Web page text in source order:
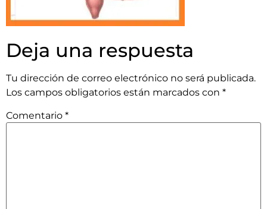
Deja una respuesta
Tu dirección de correo electrónico no será publicada.
Los campos obligatorios están marcados con *
Comentario *